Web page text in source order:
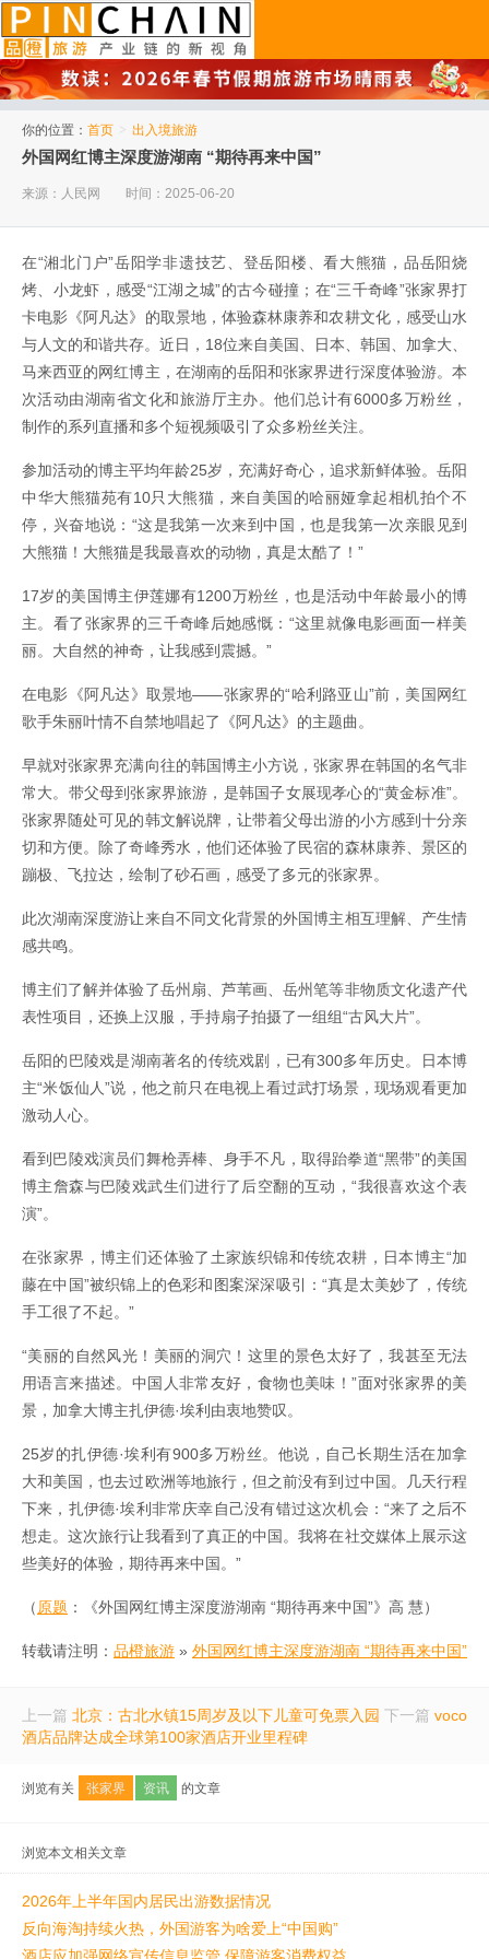
你的位置： 首页 > 出入境旅游
外国网红博主深度游湖南 “期待再来中国”
来源：人民网 时间：2025-06-20
在“湘北门户”岳阳学非遗技艺、登岳阳楼、看大熊猫，品岳阳烧
烤、小龙虾，感受“江湖之城”的古今碰撞；在“三千奇峰”张家界打
卡电影《阿凡达》的取景地，体验森林康养和农耕文化，感受山水
与人文的和谐共存。近日，18位来自美国、日本、韩国、加拿大、
马来西亚的网红博主，在湖南的岳阳和张家界进行深度体验游。本
次活动由湖南省文化和旅游厅主办。他们总计有6000多万粉丝，
制作的系列直播和多个短视频吸引了众多粉丝关注。
参加活动的博主平均年龄25岁，充满好奇心，追求新鲜体验。岳阳
中华大熊猫苑有10只大熊猫，来自美国的哈丽娅拿起相机拍个不
停，兴奋地说：“这是我第一次来到中国，也是我第一次亲眼见到
大熊猫！大熊猫是我最喜欢的动物，真是太酷了！”
17岁的美国博主伊莲娜有1200万粉丝，也是活动中年龄最小的博
主。看了张家界的三千奇峰后她感慨：“这里就像电影画面一样美
丽。大自然的神奇，让我感到震撼。”
在电影《阿凡达》取景地——张家界的“哈利路亚山”前，美国网红
歌手朱丽叶情不自禁地唱起了《阿凡达》的主题曲。
早就对张家界充满向往的韩国博主小方说，张家界在韩国的名气非
常大。带父母到张家界旅游，是韩国子女展现孝心的“黄金标准”。
张家界随处可见的韩文解说牌，让带着父母出游的小方感到十分亲
切和方便。除了奇峰秀水，他们还体验了民宿的森林康养、景区的
蹦极、飞拉达，绘制了砂石画，感受了多元的张家界。
此次湖南深度游让来自不同文化背景的外国博主相互理解、产生情
感共鸣。
博主们了解并体验了岳州扇、芦苇画、岳州笔等非物质文化遗产代
表性项目，还换上汉服，手持扇子拍摄了一组组“古风大片”。
岳阳的巴陵戏是湖南著名的传统戏剧，已有300多年历史。日本博
主“米饭仙人”说，他之前只在电视上看过武打场景，现场观看更加
激动人心。
看到巴陵戏演员们舞枪弄棒、身手不凡，取得跆拳道“黑带”的美国
博主詹森与巴陵戏武生们进行了后空翻的互动，“我很喜欢这个表
演”。
在张家界，博主们还体验了土家族织锦和传统农耕，日本博主“加
藤在中国”被织锦上的色彩和图案深深吸引：“真是太美妙了，传统
手工很了不起。”
“美丽的自然风光！美丽的洞穴！这里的景色太好了，我甚至无法
用语言来描述。中国人非常友好，食物也美味！”面对张家界的美
景，加拿大博主扎伊德·埃利由衷地赞叹。
25岁的扎伊德·埃利有900多万粉丝。他说，自己长期生活在加拿
大和美国，也去过欧洲等地旅行，但之前没有到过中国。几天行程
下来，扎伊德·埃利非常庆幸自己没有错过这次机会：“来了之后不
想走。这次旅行让我看到了真正的中国。我将在社交媒体上展示这
些美好的体验，期待再来中国。”
（原题 ：《外国网红博主深度游湖南 “期待再来中国”》高 慧）
转载请注明： 品橙旅游 » 外国网红博主深度游湖南 “期待再来中国”
上一篇 北京：古北水镇15周岁及以下儿童可免票入园 下一篇 voco
酒店品牌达成全球第100家酒店开业里程碑
浏览有关 张家界 资讯 的文章
浏览本文相关文章
2026年上半年国内居民出游数据情况
反向海淘持续火热，外国游客为啥爱上“中国购”